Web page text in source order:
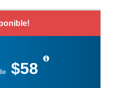
$58